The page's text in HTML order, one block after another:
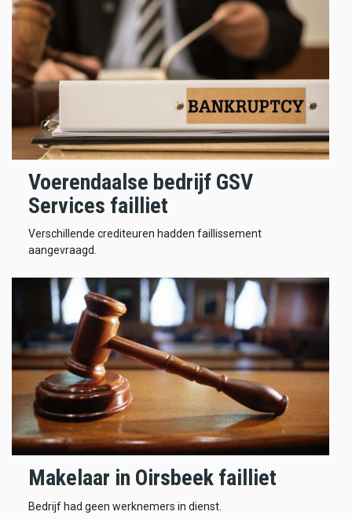
Voerendaalse bedrijf GSV
Services failliet
Verschillende crediteuren hadden faillissement
aangevraagd.
Makelaar in Oirsbeek failliet
Bedrijf had geen werknemers in dienst.